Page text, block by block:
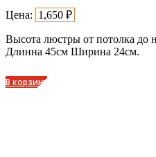
Цена: 1,650 ₽
Высота люстры от потолка до
Длинна 45см Ширина 24см.
В корзину